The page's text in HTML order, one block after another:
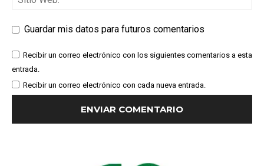
Guardar mis datos para futuros comentarios
Recibir un correo electrónico con los siguientes comentarios a esta
entrada.
Recibir un correo electrónico con cada nueva entrada.